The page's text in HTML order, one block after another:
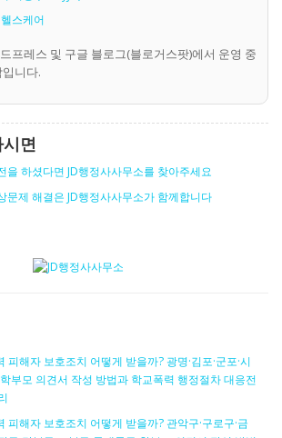
헬스케어
프레스 및 구글 블로그(블로거스팟)에서 운영 중
니다.
면
을 하셨다면 JD행정사사무소를 찾아주세요
문제 해결은 JD행정사사무소가 함께합니다
피해자 보호조치 어떻게 받을까? 광명·김포·군포·시
학부모 의견서 작성 방법과 학교폭력 행정절차 대응전
피해자 보호조치 어떻게 받을까? 관악구·구로구·금